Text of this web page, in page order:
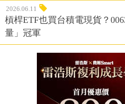
2026.06.11
槓桿ETF也買台積電現貨？
量」冠軍